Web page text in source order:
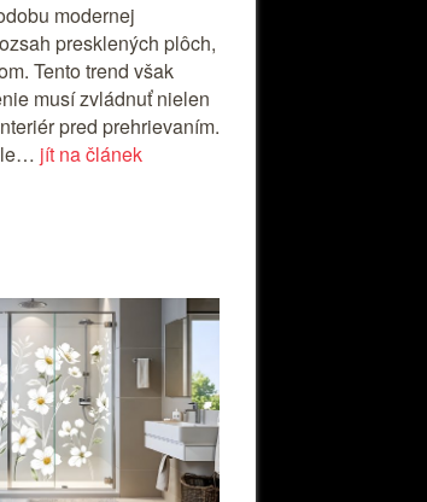
modernej
presklených plôch,
Tento trend však
musí zvládnuť nielen
pred prehrievaním.
jít na článek